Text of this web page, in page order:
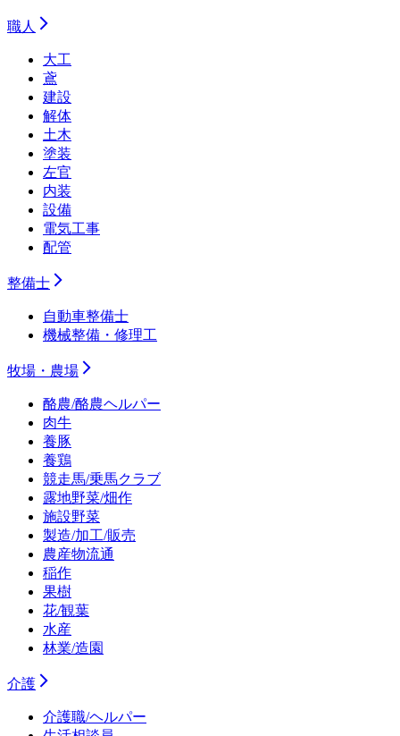
職人
大工
鳶
建設
解体
土木
塗装
左官
内装
設備
電気工事
配管
整備士
自動車整備士
機械整備・修理工
牧場・農場
酪農/酪農ヘルパー
肉牛
養豚
養鶏
競走馬/乗馬クラブ
露地野菜/畑作
施設野菜
製造/加工/販売
農産物流通
稲作
果樹
花/観葉
水産
林業/造園
介護
介護職/ヘルパー